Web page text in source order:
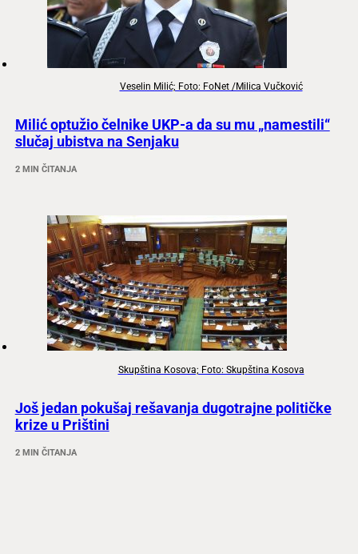
Veselin Milić; Foto: FoNet /Milica Vučković
Milić optužio čelnike UKP-a da su mu „namestili“
slučaj ubistva na Senjaku
2 MIN ČITANJA
Skupština Kosova; Foto: Skupština Kosova
Još jedan pokušaj rešavanja dugotrajne političke
krize u Prištini
2 MIN ČITANJA